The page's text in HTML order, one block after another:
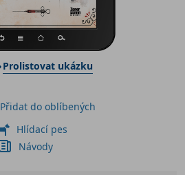
Prolistovat ukázku
Přidat do oblíbených
Hlídací pes
Návody